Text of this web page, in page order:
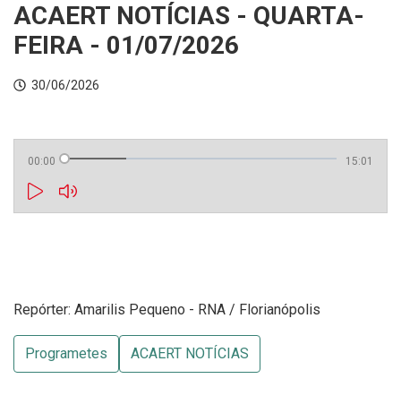
INTEGRIDADE
ACAERT NOTÍCIAS - QUARTA-
FEIRA - 01/07/2026
30/06/2026
00:00 15:01
Repórter: Amarilis Pequeno - RNA / Florianópolis
Programetes ACAERT NOTÍCIAS